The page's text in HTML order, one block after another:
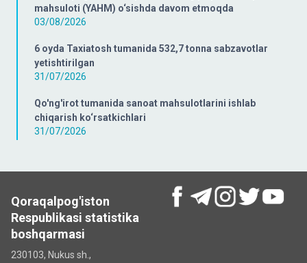
mahsuloti (YAHM) o‘sishda davom etmoqda
03/08/2026
6 oyda Taxiatosh tumanida 532,7 tonna sabzavotlar
yetishtirilgan
31/07/2026
Qo'ng'irot tumanida sanoat mahsulotlarini ishlab
chiqarish ko‘rsatkichlari
31/07/2026
Qoraqalpog'iston
Respublikasi statistika
boshqarmasi
230103, Nukus sh.,